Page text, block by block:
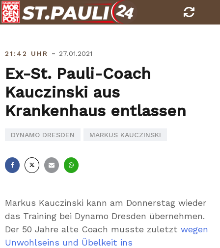
Skip
to
21:42 UHR - 27.01.2021
Ex-St. Pauli-Coach
Kauczinski aus
Krankenhaus entlassen
DYNAMO DRESDEN MARKUS KAUCZINSKI
Markus Kauczinski kann am Donnerstag wieder
das Training bei Dynamo Dresden übernehmen.
Der 50 Jahre alte Coach musste zuletzt wegen
Unwohlseins und Übelkeit ins